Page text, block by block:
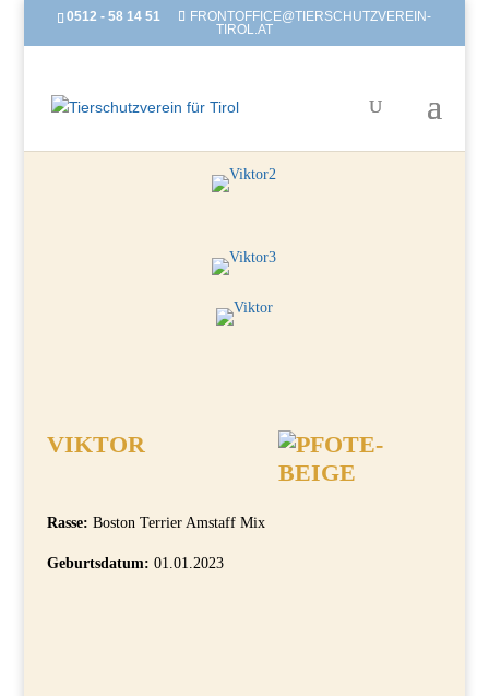
0512 - 58 14 51
FRONTOFFICE@TIERSCHUTZVEREIN-
TIROL.AT
VIKTOR
Rasse: Boston Terrier Amstaff Mix
Geburtsdatum: 01.01.2023